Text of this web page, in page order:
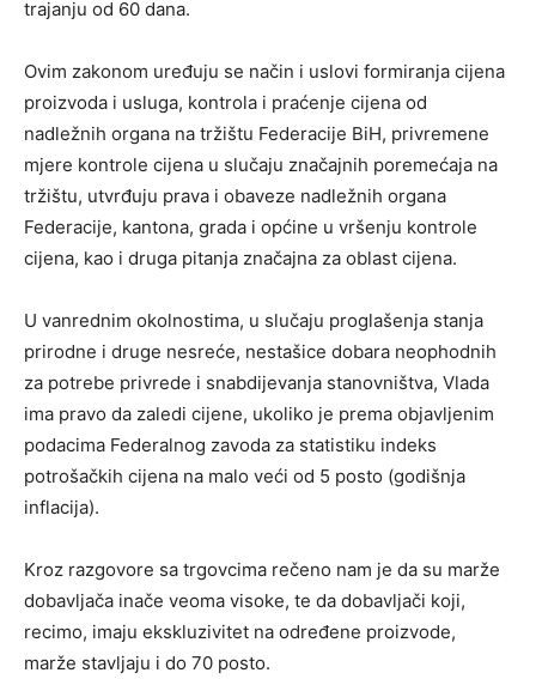
trajanju od 60 dana.
Ovim zakonom uređuju se način i uslovi formiranja cijena
proizvoda i usluga, kontrola i praćenje cijena od
nadležnih organa na tržištu Federacije BiH, privremene
mjere kontrole cijena u slučaju značajnih poremećaja na
tržištu, utvrđuju prava i obaveze nadležnih organa
Federacije, kantona, grada i općine u vršenju kontrole
cijena, kao i druga pitanja značajna za oblast cijena.
U vanrednim okolnostima, u slučaju proglašenja stanja
prirodne i druge nesreće, nestašice dobara neophodnih
za potrebe privrede i snabdijevanja stanovništva, Vlada
ima pravo da zaledi cijene, ukoliko je prema objavljenim
podacima Federalnog zavoda za statistiku indeks
potrošačkih cijena na malo veći od 5 posto (godišnja
inflacija).
Kroz razgovore sa trgovcima rečeno nam je da su marže
dobavljača inače veoma visoke, te da dobavljači koji,
recimo, imaju ekskluzivitet na određene proizvode,
marže stavljaju i do 70 posto.